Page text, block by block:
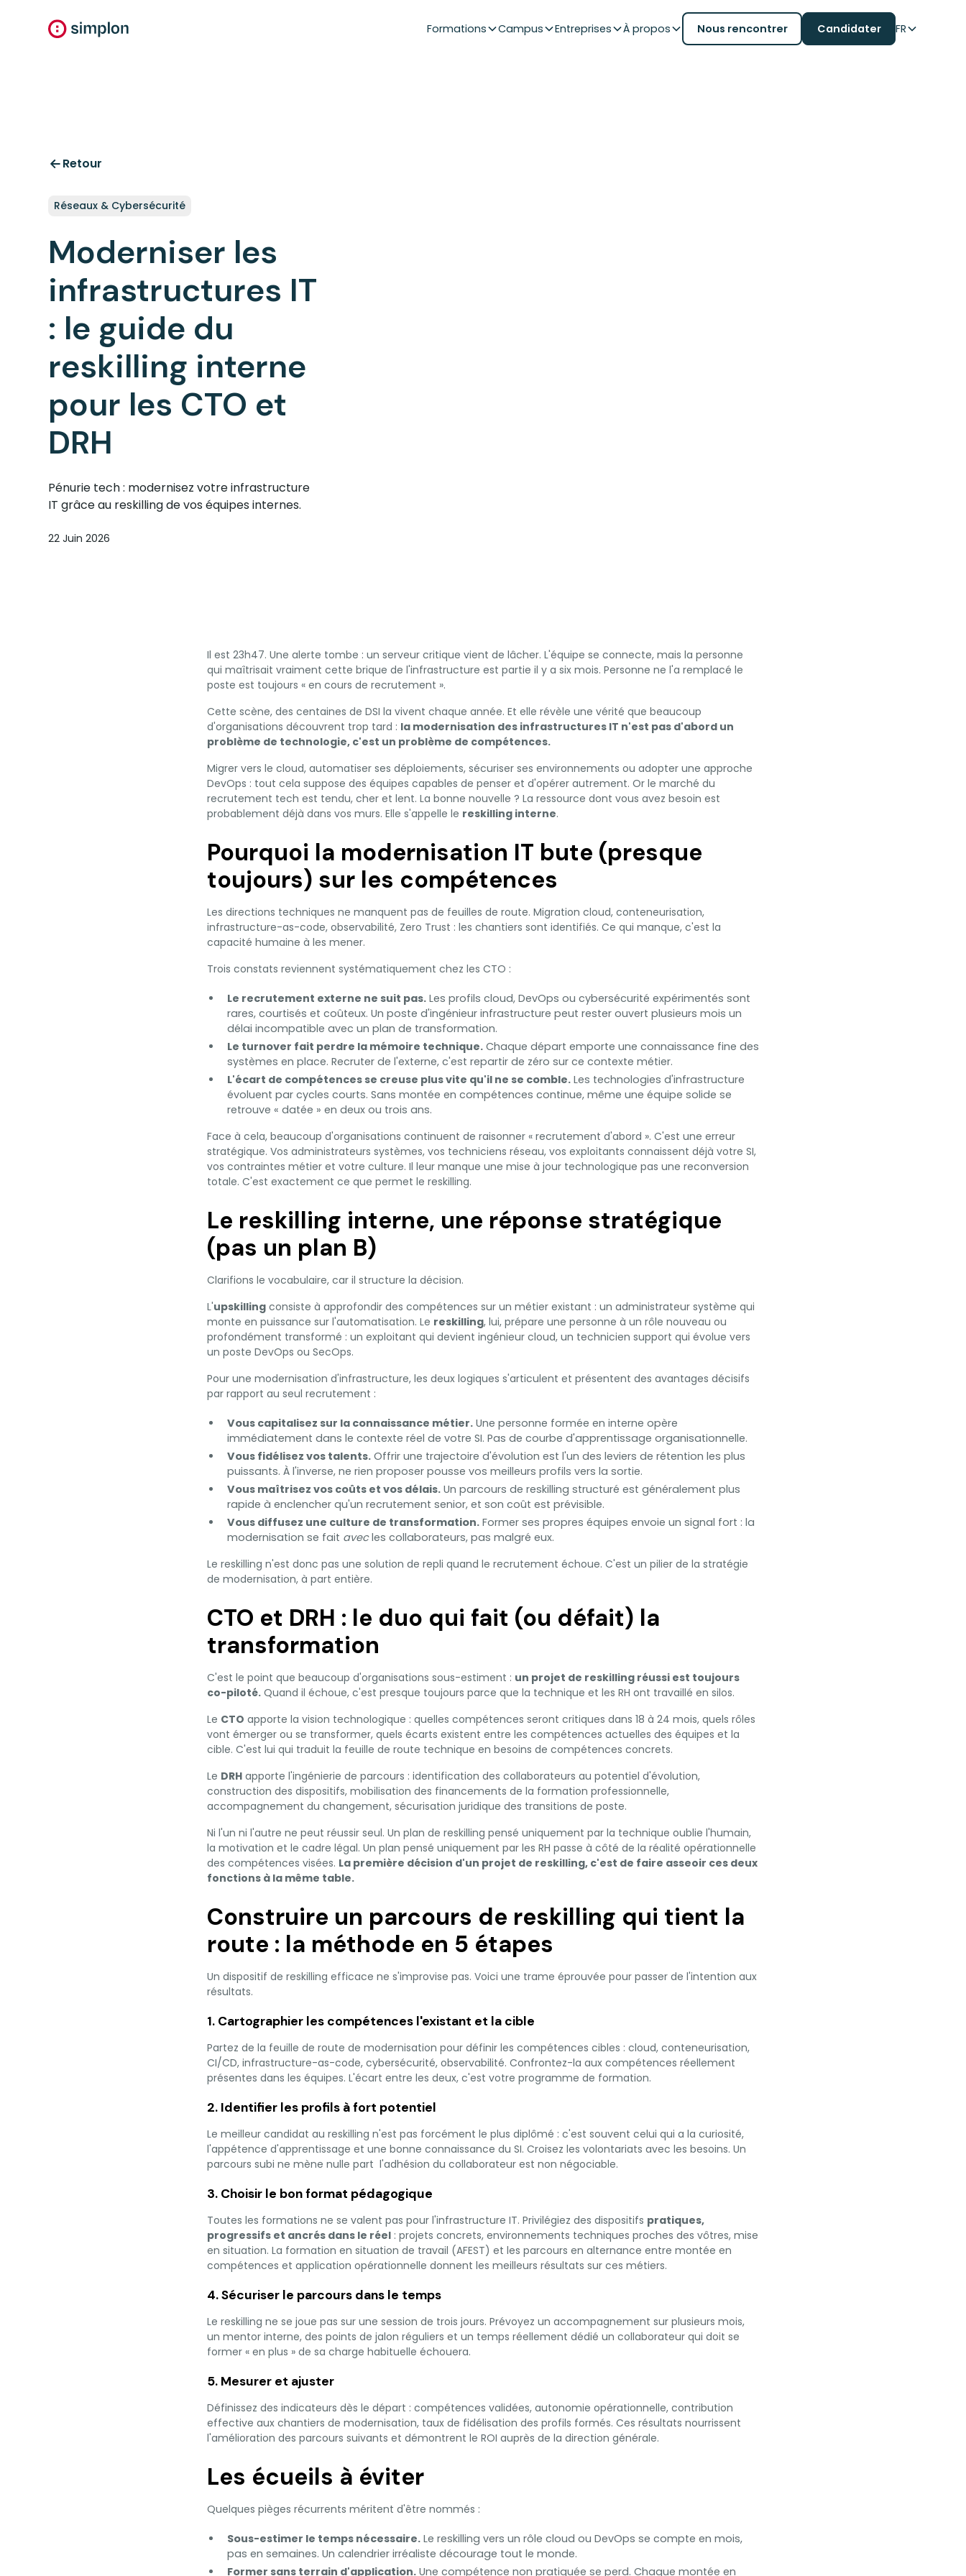
Formations Campus Entreprises À propos Nous rencontrer Candidater FR
Retour
Réseaux & Cybersécurité
Moderniser les
infrastructures IT
: le guide du
reskilling interne
pour les CTO et
DRH
Pénurie tech : modernisez votre infrastructure
IT grâce au reskilling de vos équipes internes.
22 Juin 2026
Il est 23h47. Une alerte tombe : un serveur critique vient de lâcher. L'équipe se connecte, mais la personne
qui maîtrisait vraiment cette brique de l'infrastructure est partie il y a six mois. Personne ne l'a remplacé le
poste est toujours « en cours de recrutement ».
Cette scène, des centaines de DSI la vivent chaque année. Et elle révèle une vérité que beaucoup
d'organisations découvrent trop tard : la modernisation des infrastructures IT n'est pas d'abord un
problème de technologie, c'est un problème de compétences.
Migrer vers le cloud, automatiser ses déploiements, sécuriser ses environnements ou adopter une approche
DevOps : tout cela suppose des équipes capables de penser et d'opérer autrement. Or le marché du
recrutement tech est tendu, cher et lent. La bonne nouvelle ? La ressource dont vous avez besoin est
probablement déjà dans vos murs. Elle s'appelle le reskilling interne.
Pourquoi la modernisation IT bute (presque
toujours) sur les compétences
Les directions techniques ne manquent pas de feuilles de route. Migration cloud, conteneurisation,
infrastructure-as-code, observabilité, Zero Trust : les chantiers sont identifiés. Ce qui manque, c'est la
capacité humaine à les mener.
Trois constats reviennent systématiquement chez les CTO :
Le recrutement externe ne suit pas. Les profils cloud, DevOps ou cybersécurité expérimentés sont
rares, courtisés et coûteux. Un poste d'ingénieur infrastructure peut rester ouvert plusieurs mois un
délai incompatible avec un plan de transformation.
Le turnover fait perdre la mémoire technique. Chaque départ emporte une connaissance fine des
systèmes en place. Recruter de l'externe, c'est repartir de zéro sur ce contexte métier.
L'écart de compétences se creuse plus vite qu'il ne se comble. Les technologies d'infrastructure
évoluent par cycles courts. Sans montée en compétences continue, même une équipe solide se
retrouve « datée » en deux ou trois ans.
Face à cela, beaucoup d'organisations continuent de raisonner « recrutement d'abord ». C'est une erreur
stratégique. Vos administrateurs systèmes, vos techniciens réseau, vos exploitants connaissent déjà votre SI,
vos contraintes métier et votre culture. Il leur manque une mise à jour technologique pas une reconversion
totale. C'est exactement ce que permet le reskilling.
Le reskilling interne, une réponse stratégique
(pas un plan B)
Clarifions le vocabulaire, car il structure la décision.
L'upskilling consiste à approfondir des compétences sur un métier existant : un administrateur système qui
monte en puissance sur l'automatisation. Le reskilling, lui, prépare une personne à un rôle nouveau ou
profondément transformé : un exploitant qui devient ingénieur cloud, un technicien support qui évolue vers
un poste DevOps ou SecOps.
Pour une modernisation d'infrastructure, les deux logiques s'articulent et présentent des avantages décisifs
par rapport au seul recrutement :
Vous capitalisez sur la connaissance métier. Une personne formée en interne opère
immédiatement dans le contexte réel de votre SI. Pas de courbe d'apprentissage organisationnelle.
Vous fidélisez vos talents. Offrir une trajectoire d'évolution est l'un des leviers de rétention les plus
puissants. À l'inverse, ne rien proposer pousse vos meilleurs profils vers la sortie.
Vous maîtrisez vos coûts et vos délais. Un parcours de reskilling structuré est généralement plus
rapide à enclencher qu'un recrutement senior, et son coût est prévisible.
Vous diffusez une culture de transformation. Former ses propres équipes envoie un signal fort : la
modernisation se fait avecles collaborateurs, pas malgré eux.
Le reskilling n'est donc pas une solution de repli quand le recrutement échoue. C'est un pilier de la stratégie
de modernisation, à part entière.
CTO et DRH : le duo qui fait (ou défait) la
transformation
C'est le point que beaucoup d'organisations sous-estiment : un projet de reskilling réussi est toujours
co-piloté. Quand il échoue, c'est presque toujours parce que la technique et les RH ont travaillé en silos.
Le CTO apporte la vision technologique : quelles compétences seront critiques dans 18 à 24 mois, quels rôles
vont émerger ou se transformer, quels écarts existent entre les compétences actuelles des équipes et la
cible. C'est lui qui traduit la feuille de route technique en besoins de compétences concrets.
Le DRH apporte l'ingénierie de parcours : identification des collaborateurs au potentiel d'évolution,
construction des dispositifs, mobilisation des financements de la formation professionnelle,
accompagnement du changement, sécurisation juridique des transitions de poste.
Ni l'un ni l'autre ne peut réussir seul. Un plan de reskilling pensé uniquement par la technique oublie l'humain,
la motivation et le cadre légal. Un plan pensé uniquement par les RH passe à côté de la réalité opérationnelle
des compétences visées. La première décision d'un projet de reskilling, c'est de faire asseoir ces deux
fonctions à la même table.
Construire un parcours de reskilling qui tient la
route : la méthode en 5 étapes
Un dispositif de reskilling efficace ne s'improvise pas. Voici une trame éprouvée pour passer de l'intention aux
résultats.
1. Cartographier les compétences l'existant et la cible
Partez de la feuille de route de modernisation pour définir les compétences cibles : cloud, conteneurisation,
CI/CD, infrastructure-as-code, cybersécurité, observabilité. Confrontez-la aux compétences réellement
présentes dans les équipes. L'écart entre les deux, c'est votre programme de formation.
2. Identifier les profils à fort potentiel
Le meilleur candidat au reskilling n'est pas forcément le plus diplômé : c'est souvent celui qui a la curiosité,
l'appétence d'apprentissage et une bonne connaissance du SI. Croisez les volontariats avec les besoins. Un
parcours subi ne mène nulle part l'adhésion du collaborateur est non négociable.
3. Choisir le bon format pédagogique
Toutes les formations ne se valent pas pour l'infrastructure IT. Privilégiez des dispositifs pratiques,
progressifs et ancrés dans le réel : projets concrets, environnements techniques proches des vôtres, mise
en situation. La formation en situation de travail (AFEST) et les parcours en alternance entre montée en
compétences et application opérationnelle donnent les meilleurs résultats sur ces métiers.
4. Sécuriser le parcours dans le temps
Le reskilling ne se joue pas sur une session de trois jours. Prévoyez un accompagnement sur plusieurs mois,
un mentor interne, des points de jalon réguliers et un temps réellement dédié un collaborateur qui doit se
former « en plus » de sa charge habituelle échouera.
5. Mesurer et ajuster
Définissez des indicateurs dès le départ : compétences validées, autonomie opérationnelle, contribution
effective aux chantiers de modernisation, taux de fidélisation des profils formés. Ces résultats nourrissent
l'amélioration des parcours suivants et démontrent le ROI auprès de la direction générale.
Les écueils à éviter
Quelques pièges récurrents méritent d'être nommés :
Sous-estimer le temps nécessaire. Le reskilling vers un rôle cloud ou DevOps se compte en mois,
pas en semaines. Un calendrier irréaliste décourage tout le monde.
Former sans terrain d'application. Une compétence non pratiquée se perd. Chaque montée en